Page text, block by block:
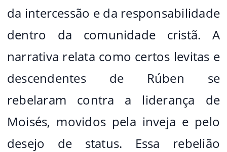
da intercessão e da responsabilidade
dentro da comunidade cristã. A
narrativa relata como certos levitas e
descendentes de Rúben se
rebelaram contra a liderança de
Moisés, movidos pela inveja e pelo
desejo de status. Essa rebelião